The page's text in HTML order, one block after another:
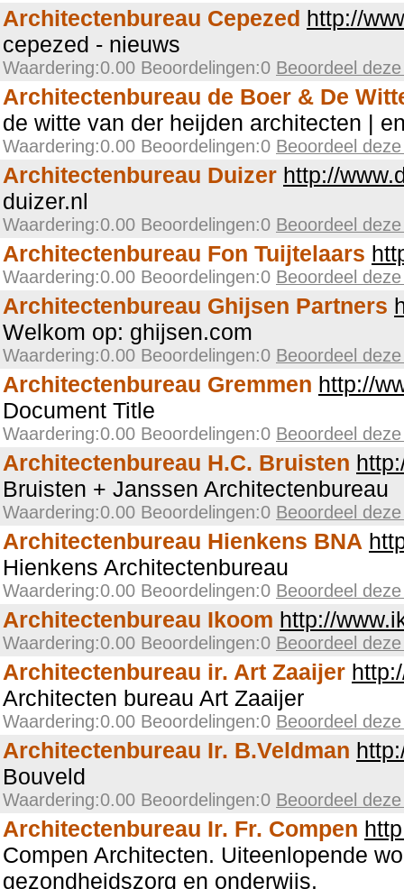
Architectenbureau Cepezed http://
cepezed - nieuws
Waardering:0.00 Beoordelingen:0 Beoordeel
Architectenbureau de Boer & De
de witte van der heijden architecten |
Waardering:0.00 Beoordelingen:0 Beoordeel
Architectenbureau Duizer http://
duizer.nl
Waardering:0.00 Beoordelingen:0 Beoordeel
Architectenbureau Fon Tuijtelaars
Waardering:0.00 Beoordelingen:0 Beoordeel
Architectenbureau Ghijsen Partners
Welkom op: ghijsen.com
Waardering:0.00 Beoordelingen:0 Beoordeel
Architectenbureau Gremmen http://
Document Title
Waardering:0.00 Beoordelingen:0 Beoordeel
Architectenbureau H.C. Bruisten
Bruisten + Janssen Architectenbureau
Waardering:0.00 Beoordelingen:0 Beoordeel
Architectenbureau Hienkens BNA
Hienkens Architectenbureau
Waardering:0.00 Beoordelingen:0 Beoordeel
Architectenbureau Ikoom http://
Waardering:0.00 Beoordelingen:0 Beoordeel
Architectenbureau ir. Art Zaaijer
Architecten bureau Art Zaaijer
Waardering:0.00 Beoordelingen:0 Beoordeel
Architectenbureau Ir. B.Veldman
Bouveld
Waardering:0.00 Beoordelingen:0 Beoordeel
Architectenbureau Ir. Fr. Compen
Compen Architecten. Uiteenlopende
gezondheidszorg en onderwijs.